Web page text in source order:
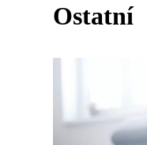
Ostatní